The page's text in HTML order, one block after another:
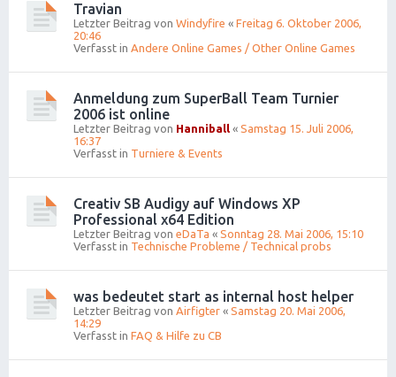
Travian
Letzter Beitrag von Windyfire « Freitag 6. Oktober 2006,
20:46
Verfasst in Andere Online Games / Other Online Games
Anmeldung zum SuperBall Team Turnier
2006 ist online
Letzter Beitrag von Hanniball « Samstag 15. Juli 2006,
16:37
Verfasst in Turniere & Events
Creativ SB Audigy auf Windows XP
Professional x64 Edition
Letzter Beitrag von eDaTa « Sonntag 28. Mai 2006, 15:10
Verfasst in Technische Probleme / Technical probs
was bedeutet start as internal host helper
Letzter Beitrag von Airfigter « Samstag 20. Mai 2006,
14:29
Verfasst in FAQ & Hilfe zu CB